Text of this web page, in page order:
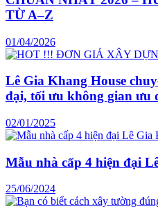
TỪ A–Z
01/04/2026
Lê Gia Khang House
đại, tối ưu không gian ưu
02/01/2025
Mẫu nhà cấp 4 hiện đại
25/06/2024